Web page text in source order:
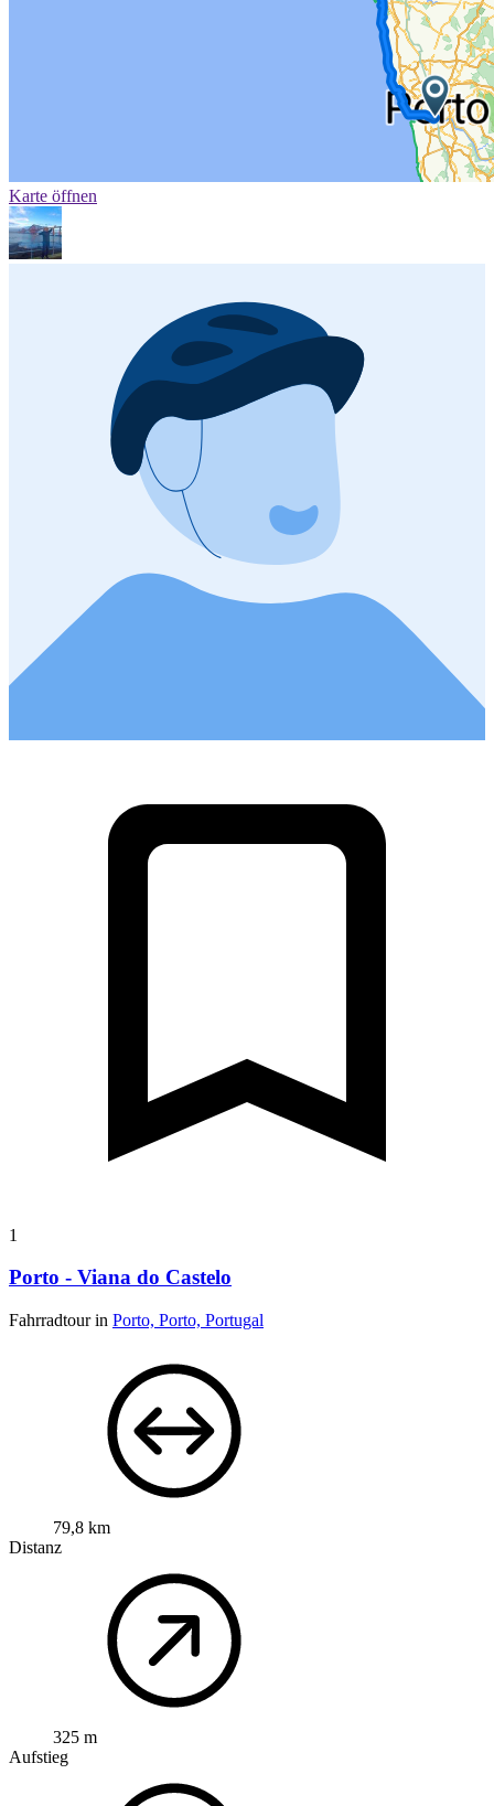
Karte öffnen
1
Porto - Viana do Castelo
Fahrradtour in Porto, Porto, Portugal
79,8 km
Distanz
325 m
Aufstieg